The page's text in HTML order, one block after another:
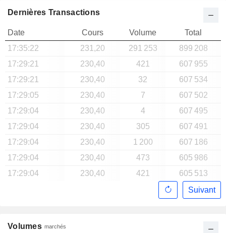
Volumes marchés
Dernières Transactions
Date Cours Volume
Total
17:35:22
231,20 291 253
899 208
17:29:21
230,40 421
607 955
17:29:21
230,40 32
607 534
17:29:05
230,40 7
607 502
17:29:04
230,40 4
607 495
17:29:04
230,40 305
607 491
17:29:04
230,40 1 200
607 186
17:29:04
230,40 473
605 986
17:29:04
230,40 421
605 513
Suivant